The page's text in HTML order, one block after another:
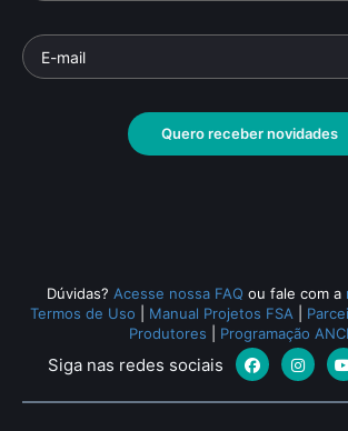
Quero receber novidades
Dúvidas? Acesse nossa FAQ ou fale com a
Termos de Uso
Manual Projetos FSA
Produtores
Programação
Siga nas redes sociais